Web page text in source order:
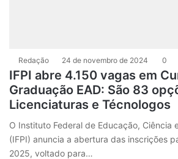
Redação 24 de novembro de 2024 0
IFPI abre 4.150 vagas em
Graduação EAD: São 83
Licenciaturas e Técnologos
O Instituto Federal de Educação, Ciência
(IFPI) anuncia a abertura das inscrições
2025, voltado para…